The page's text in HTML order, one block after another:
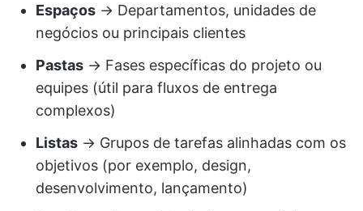
Espaços → Departamentos, unidades de
negócios ou principais clientes
Pastas → Fases específicas do projeto ou
equipes (útil para fluxos de entrega
complexos)
Listas → Grupos de tarefas alinhadas com os
objetivos (por exemplo, design,
desenvolvimento, lançamento)